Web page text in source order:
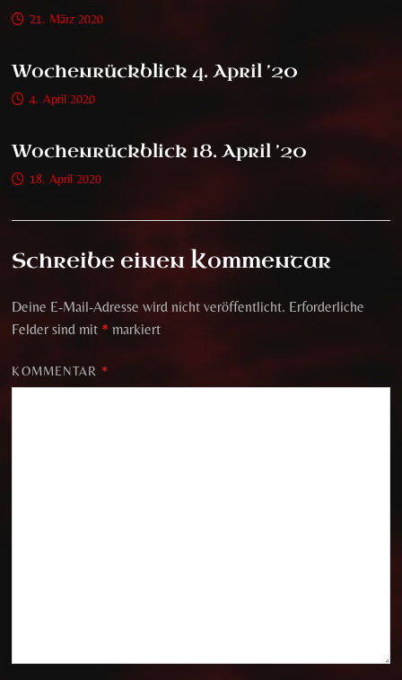
21. März 2020
Wochenrückblick 4. April ’20
4. April 2020
Wochenrückblick 18. April ’20
18. April 2020
Schreibe einen Kommentar
Deine E-Mail-Adresse wird nicht veröffentlicht. Erforderliche
Felder sind mit * markiert
KOMMENTAR *